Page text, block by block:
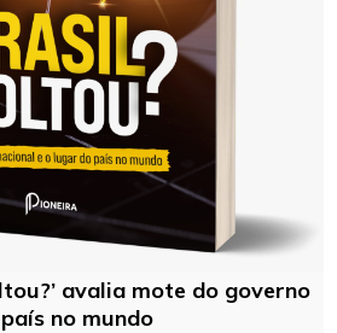
avalia mote do governo
no mundo